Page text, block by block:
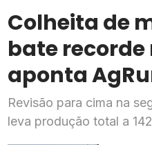
Colheita de
bate recorde
aponta
Revisão para cima na
leva produção total a